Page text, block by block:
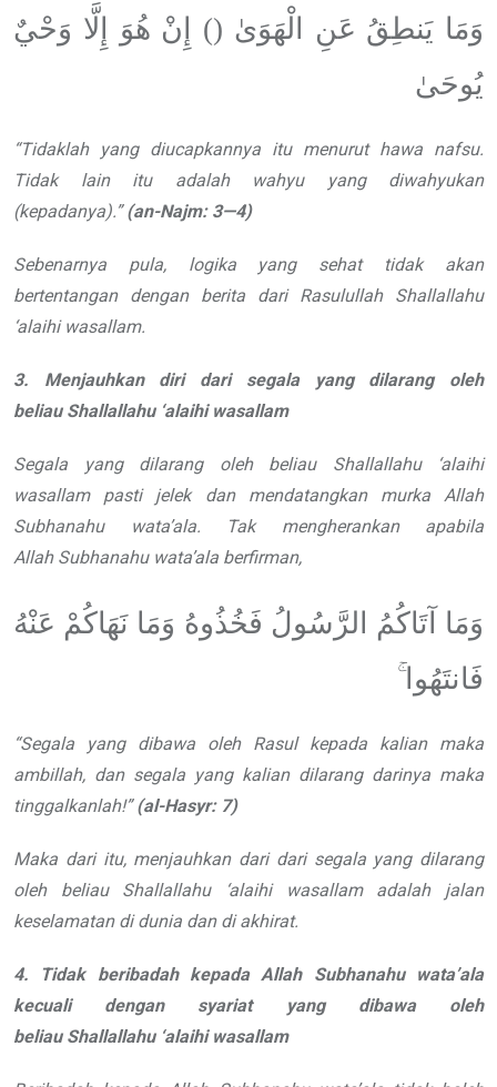
وَمَا يَنطِقُ عَنِ الْهَوَىٰ () إِنْ هُوَ إِلَّا وَحْيٌ
يُوحَىٰ
“Tidaklah yang diucapkannya itu menurut hawa nafsu.
Tidak lain itu adalah
wahyu yang diwahyukan
(kepadanya).” (an-Najm: 3—4)
Sebenarnya pula, logika yang sehat
tidak akan
bertentangan dengan berita
dari Rasulullah Shallallahu
‘alaihi wasallam.
3. Menjauhkan diri dari segala
yang dilarang oleh
beliau Shallallahu ‘alaihi wasallam
Segala yang dilarang oleh beliau Shallallahu ‘alaihi
wasallam
pasti jelek dan mendatangkan murka
Allah
Subhanahu wata’ala. Tak mengherankan apabila
Allah Subhanahu wata’ala berfirman,
وَمَا آتَاكُمُ الرَّسُولُ فَخُذُوهُ وَمَا نَهَاكُمْ عَنْهُ
فَانتَهُوا ۚ
“Segala yang dibawa oleh Rasul
kepada kalian maka
ambillah, dan segala yang kalian dilarang darinya maka
tinggalkanlah!” (al-Hasyr: 7)
Maka dari itu, menjauhkan dari dari segala yang dilarang
oleh beliau
Shallallahu ‘alaihi wasallam
adalah jalan
keselamatan di dunia dan di akhirat.
4. Tidak beribadah kepada Allah
Subhanahu wata’ala
kecuali dengan syariat yang
dibawa oleh
beliau Shallallahu ‘alaihi wasallam